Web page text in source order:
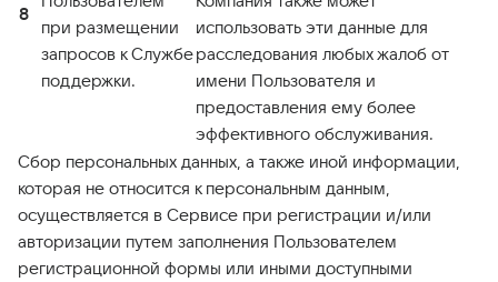
8
при размещении
запросов к Службе
поддержки.
использовать эти данные для
расследования любых жалоб от
имени Пользователя и
предоставления ему более
эффективного обслуживания.
Сбор персональных данных, а также иной информации,
которая не относится к персональным данным,
осуществляется в Сервисе при регистрации и/или
авторизации путем заполнения Пользователем
регистрационной формы или иными доступными